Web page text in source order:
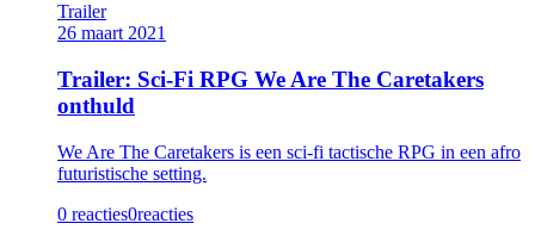
Trailer
26 maart 2021
Trailer: Sci-Fi RPG We Are The Caretakers
onthuld
We Are The Caretakers is een sci-fi tactische RPG in een afro
futuristische setting.
0 reacties0reacties